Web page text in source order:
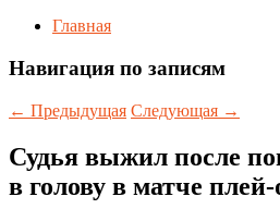
Главная
Навигация по записям
← Предыдущая Следующая →
Судья выжил после
в голову в матче